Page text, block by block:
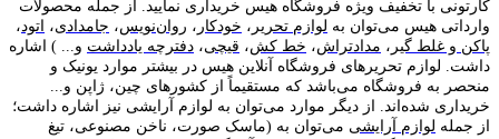
کارتونی با تخفیف ویژه فروشگاه هیس خریداری نمایید. از جمله محصولات
وارداتی هیس می‌توان به لوازم تحریر ، خودکار ، روان‌نویس، جامدادی، اتود ،
پاکن و غلط گیر ، مدادتراش، خط کش، قیچی، دفترچه یادداشت و... ) اشاره
داشت. لوازم تحریر‌های فروشگاه آنلاین هیس در بیشتر موارد یونیک و
منحصر به فروشگاه می‌باشد که مستقیماً از کشور‌های چین، ژاپن و...
خریداری شده‌اند. از دیگر موارد می‌توان به لوازم آرایشی نیز اشاره داشت؛
از جمله لوازم آرایشی می‌توان به (ماسک صورت، ناخن مصنوعی، تیغ